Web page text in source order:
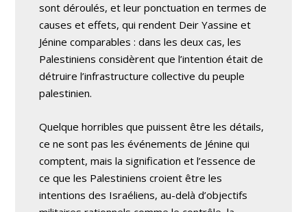
sont déroulés, et leur ponctuation en termes de
causes et effets, qui rendent Deir Yassine et
Jénine comparables : dans les deux cas, les
Palestiniens considèrent que l’intention était de
détruire l’infrastructure collective du peuple
palestinien.
Quelque horribles que puissent être les détails,
ce ne sont pas les événements de Jénine qui
comptent, mais la signification et l’essence de
ce que les Palestiniens croient être les
intentions des Israéliens, au-delà d’objectifs